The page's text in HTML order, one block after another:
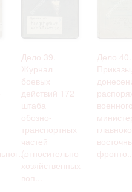
Дело 39.
Журнал
боевых
действий 172
штаба
обозно-
транспортных
частей
(относительно
хозяйственных
воп...
Дело 40.